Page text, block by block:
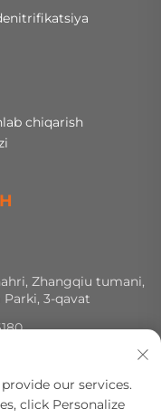
chiqarish
Zhangqiu tumani,
3-qavat
0288
our services.
click Personalize